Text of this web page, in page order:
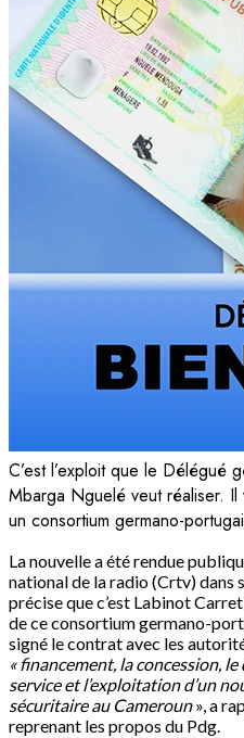
C’est l’exploit que le Délégué
Mbarga Nguelé veut réaliser.
un consortium germano-
La nouvelle a été rendue
national de la radio (Crtv) dans
précise que c’est Labinot
de ce consortium germano-
signé le contrat avec les
« financement, la concession,
service et l’exploitation d’un
sécuritaire au Cameroun», a
reprenant les propos du Pdg.